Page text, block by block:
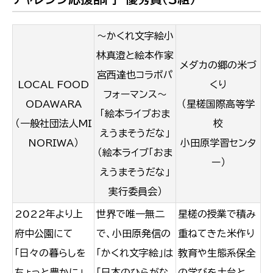
LOCAL FOOD
ODAWARA
（一般社団法人MI
NORIWA）
～かくれ文字絵小
林真澄と絵本作家
宮西達也コラボパ
フォーマンス～
「絵本ライブおま
えうまそうだな」
（絵本ライブ「おま
えうまそうだな」
実行委員会）
メダカの郷の米づ
くり
（星槎国際高等学
校
小田原学習センタ
ー）
2022年より上
府中公園にて
「日々の暮らしを
世界で唯一無二
で、小田原発信の
「かくれ文字絵」は
星槎の授業で積み
重ねてきた米作り
教育や生態系保全